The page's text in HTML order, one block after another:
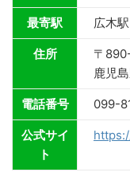
最寄駅 広木駅
住所
〒
鹿児
電話番号 099-
公式サイ
ト